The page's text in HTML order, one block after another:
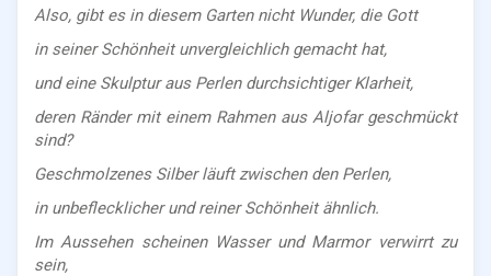
Also, gibt es in diesem Garten nicht Wunder, die Gott
in seiner Schönheit unvergleichlich gemacht hat,
und eine Skulptur aus Perlen durchsichtiger Klarheit,
deren Ränder mit einem Rahmen aus Aljofar geschmückt
sind?
Geschmolzenes Silber läuft zwischen den Perlen,
in unbeflecklicher und reiner Schönheit ähnlich.
Im Aussehen scheinen Wasser und Marmor verwirrt zu
sein,